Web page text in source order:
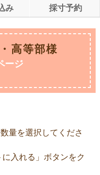
み 採寸予約
高等部様
ージ
量を選択してくださ
入れる」ボタンをク